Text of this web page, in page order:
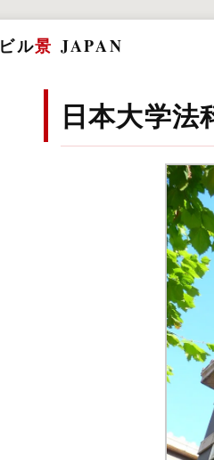
ビル景 JAPAN
日本大学法